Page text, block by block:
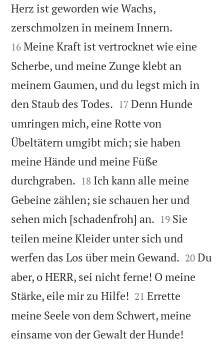
Herz ist geworden wie Wachs,
zerschmolzen in meinem Innern.
16 Meine Kraft ist vertrocknet wie eine
Scherbe, und meine Zunge klebt an
meinem Gaumen, und du legst mich in
den Staub des Todes. 

17 Denn Hunde
umringen mich, eine Rotte von
Übeltätern umgibt mich; sie haben
meine Hände und meine Füße
durchgraben. 

18 Ich kann alle meine
Gebeine zählen; sie schauen her und
sehen mich [schadenfroh] an. 

19 Sie
teilen meine Kleider unter sich und
werfen das Los über mein Gewand. 

20 Du
aber, o HERR, sei nicht ferne! O meine
Stärke, eile mir zu Hilfe! 

21 Errette
meine Seele von dem Schwert, meine
einsame von der Gewalt der Hunde!